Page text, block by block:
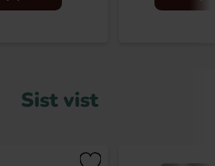
Sist vist